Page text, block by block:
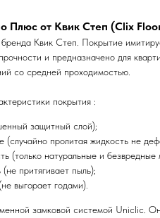
Плюс от Квик Степ (Clix
бренда Квик Степ. Покрытие
и предназначено для
со средней проходимостью.
покрытия :
защитный слой);
(случайно пролитая жидкость не
(только натуральные и безвредные
притягивает пыль);
выгорает годами).
замковой системой Uniclic.